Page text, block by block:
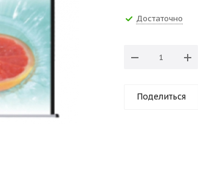
Достаточно
Поделиться